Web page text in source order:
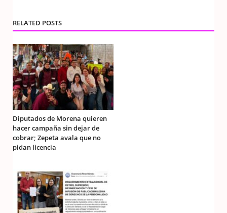
RELATED POSTS
Diputados de Morena quieren
hacer campaña sin dejar de
cobrar; Zepeta avala que no
pidan licencia